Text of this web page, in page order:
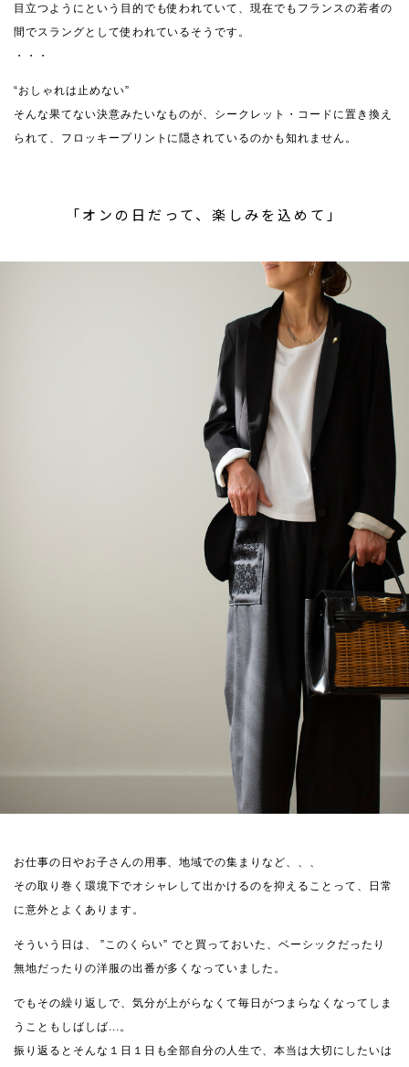
目立つようにという目的でも使われていて、現在でもフランスの若者の
間でスラングとして使われているそうです。
・・・
“おしゃれは止めない”
そんな果てない決意みたいなものが、シークレット・コードに置き換え
られて、フロッキープリントに隠されているのかも知れません。
「オンの日だって、楽しみを込めて」
お仕事の日やお子さんの用事、地域での集まりなど、、、
その取り巻く環境下でオシャレして出かけるのを抑えることって、日常
に意外とよくあります。
そういう日は、 ”このくらい” でと買っておいた、ベーシックだったり
無地だったりの洋服の出番が多くなっていました。
でもその繰り返しで、気分が上がらなくて毎日がつまらなくなってしま
うこともしばしば...。
振り返るとそんな１日１日も全部自分の人生で、本当は大切にしたいは